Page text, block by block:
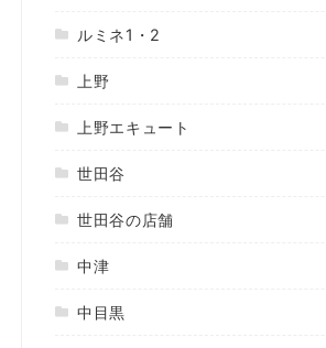
ルミネ1・2
上野
上野エキュート
世田谷
世田谷の店舗
中津
中目黒